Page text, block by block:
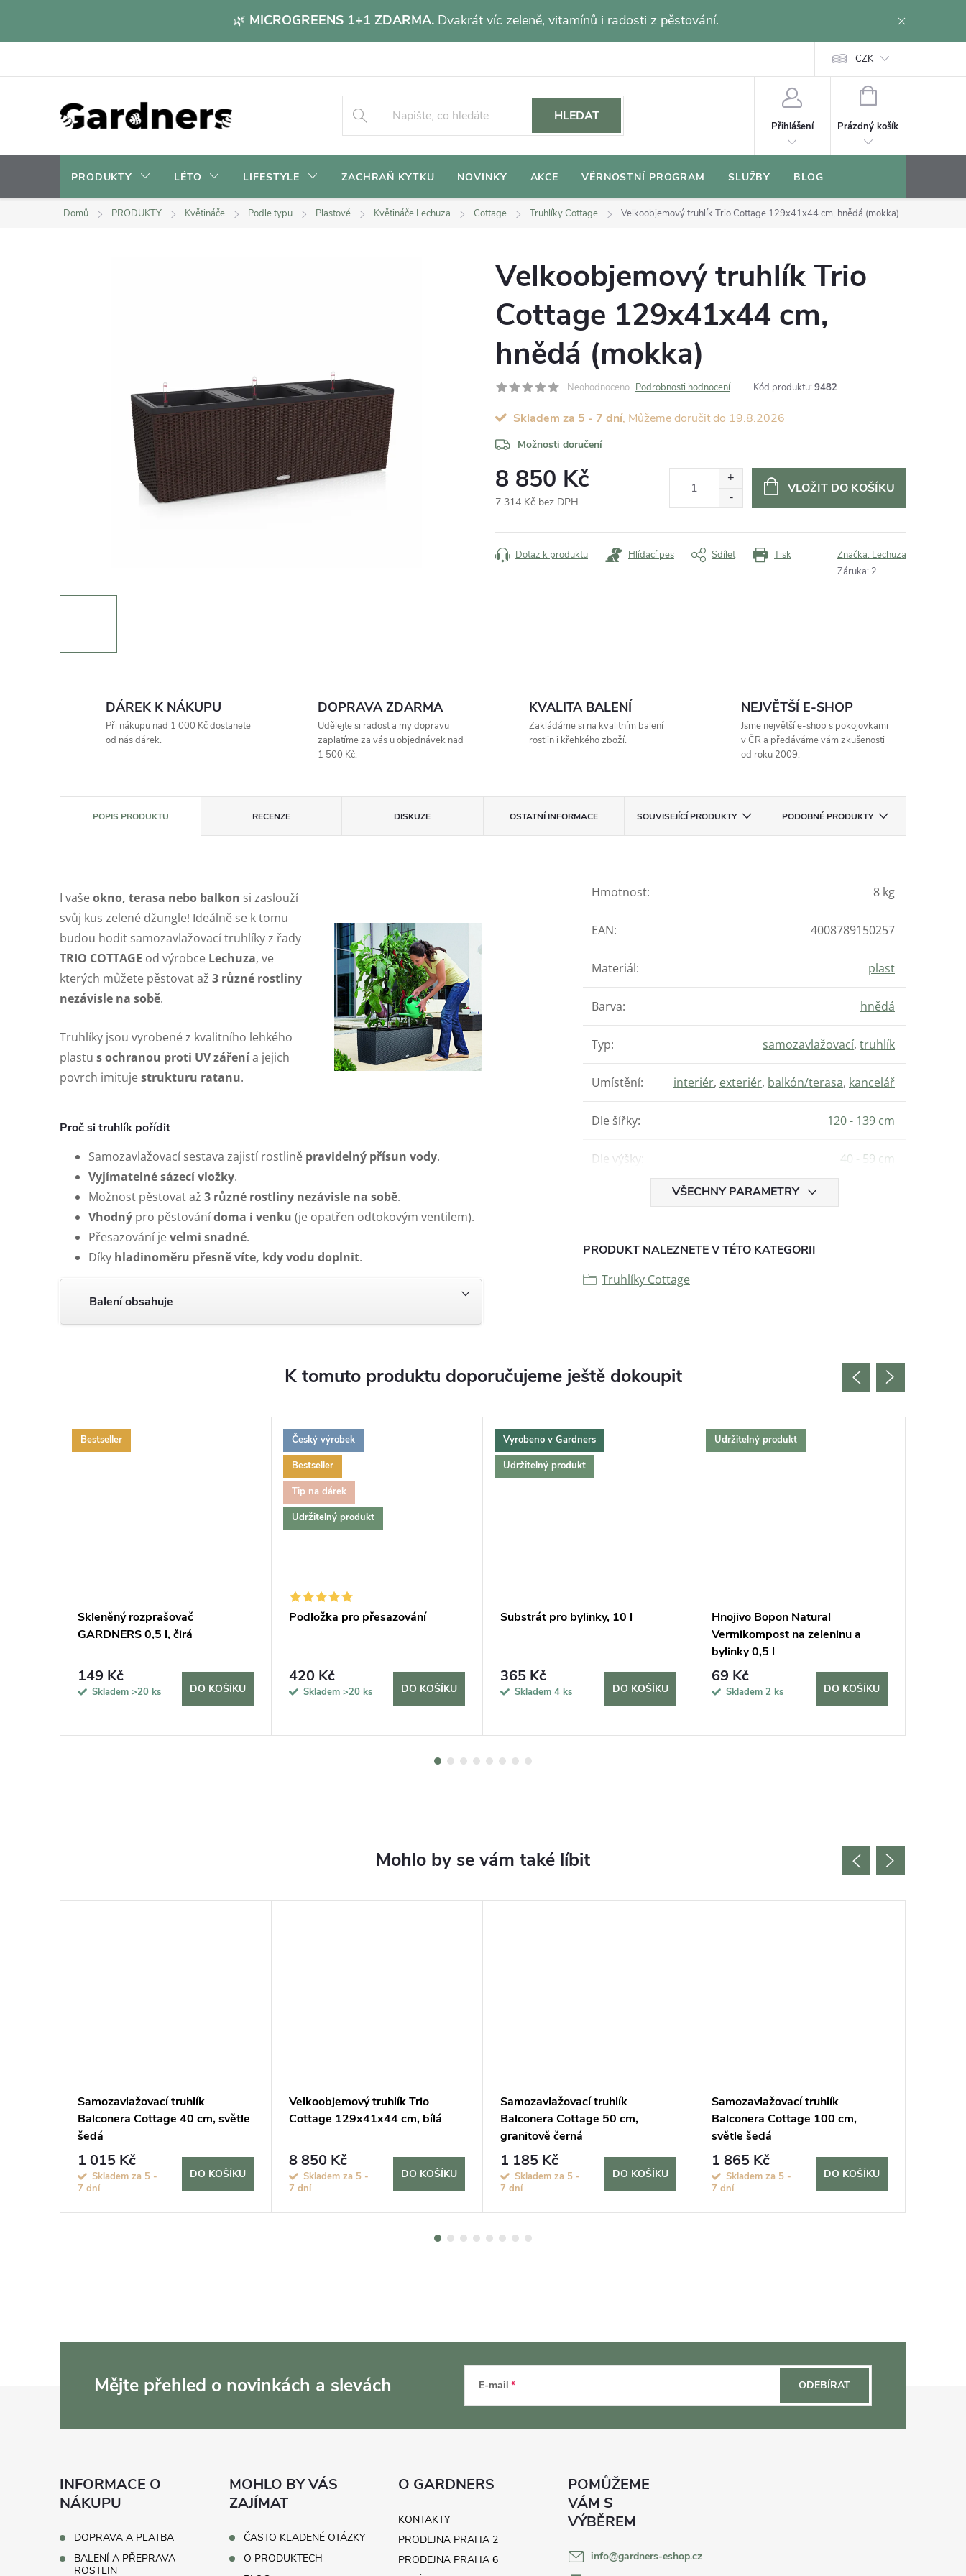
🌿 MICROGREENS 1+1 ZDARMA. Dvakrát víc zeleně, vitamínů i radosti z pěstování.
CZK
HLEDAT
Přihlášení
NÁKUPNÍ
Prázdný košík
PRODUKTY LÉTO LIFESTYLE ZACHRAŇ KYTKU NOVINKY AKCE VĚRNOSTNÍ PROGRAM SLUŽBY BLOG
Domů PRODUKTY Květináče Podle typu Plastové Květináče Lechuza Cottage Truhlíky Cottage Velkoobjemový truhlík Trio Cottage 129x41x44 cm, hnědá (mokka)
Velkoobjemový truhlík Trio
Cottage 129x41x44 cm,
hnědá (mokka)
Neohodnoceno Podrobnosti hodnocení Kód produktu: 9482
Skladem za 5 - 7 dní 19.8.2026
Možnosti doručení
8 850 Kč
7 314 Kč bez DPH
cena:
VLOŽIT DO KOŠÍKU
Tisk
Dotaz k produktu Hlídací pes Sdílet Značka: Lechuza
Záruka: 2
DÁREK K NÁKUPU
Při nákupu nad 1 000 Kč dostanete
od nás dárek.
DOPRAVA ZDARMA
Udělejte si radost a my dopravu
zaplatíme za vás u objednávek nad
1 500 Kč.
KVALITA BALENÍ
Zakládáme si na kvalitním balení
rostlin i křehkého zboží.
NEJVĚTŠÍ E-SHOP
Jsme největší e-shop s pokojovkami
v ČR a předáváme vám zkušenosti
od roku 2009.
POPIS PRODUKTU RECENZE DISKUZE OSTATNÍ INFORMACE SOUVISEJÍCÍ PRODUKTY PODOBNÉ PRODUKTY
I vašeokno, terasa nebo balkon si zaslouží
svůj kus zelené džungle! Ideálně se k tomu
budou hodit samozavlažovací truhlíky z řady
TRIO COTTAGE od výrobce Lechuza, ve
kterých můžete pěstovat až 3 různé rostliny
nezávisle na sobě.
Truhlíky jsou vyrobené z kvalitního lehkého
plastu s ochranou proti UV zářenía jejich
povrch imitujestrukturu ratanu.
Proč si truhlík pořídit
Samozavlažovací sestava zajistí rostlině pravidelný přísun vody.
Vyjímatelné sázecí vložky.
Možnost pěstovat až 3 různé rostliny nezávisle na sobě.
Vhodný pro pěstovánídoma i venku (je opatřen odtokovým ventilem).
Přesazování jevelmi snadné.
Díky hladinoměru přesně víte, kdy vodu doplnit.
Balení obsahuje
Hmotnost: 8 kg
EAN: 4008789150257
Materiál: plast
Barva: hnědá
Typ: samozavlažovací, truhlík
Umístění: interiér, exteriér, balkón/terasa, kancelář
Dle šířky: 120 - 139 cm
Dle výšky: 40 - 59 cm
VŠECHNY PARAMETRY
PRODUKT NALEZNETE V TÉTO KATEGORII
Truhlíky Cottage
K tomuto produktu doporučujeme ještě dokoupit
Bestseller
Skleněný rozprašovač
GARDNERS 0,5 l, čirá
149 Kč
Skladem >20 ks DO KOŠÍKU
Český výrobek
Bestseller
Tip na dárek
Udržitelný produkt
Podložka pro přesazování
420 Kč
Skladem >20 ks DO KOŠÍKU
Vyrobeno v Gardners
Udržitelný produkt
Substrát pro bylinky, 10 l
365 Kč
Skladem 4 ks DO KOŠÍKU
Udržitelný produkt
Hnojivo Bopon Natural
Vermikompost na zeleninu a
bylinky 0,5 l
69 Kč
Skladem 2 ks DO KOŠÍKU
Samozavlažovací truhlík
Balconera Cottage 40 cm, světle
šedá
1 015 Kč
Skladem za 5 -
7 dní
DO KOŠÍKU
Velkoobjemový truhlík Trio
Cottage 129x41x44 cm, bílá
8 850 Kč
Skladem za 5 -
7 dní
DO KOŠÍKU
Samozavlažovací truhlík
Balconera Cottage 50 cm,
granitově černá
1 185 Kč
Skladem za 5 -
7 dní
DO KOŠÍKU
Samozavlažovací truhlík
Balconera Cottage 100 cm,
světle šedá
1 865 Kč
Skladem za 5 -
7 dní
DO KOŠÍKU
Mějte přehled o novinkách a slevách E-mail ODEBÍRAT
INFORMACE O
NÁKUPU
DOPRAVA A PLATBA
BALENÍ A PŘEPRAVA
ROSTLIN
MOHLO BY VÁS
ZAJÍMAT
ČASTO KLADENÉ OTÁZKY
O PRODUKTECH
O GARDNERS
KONTAKTY
PRODEJNA PRAHA 2
PRODEJNA PRAHA 6
info@gardners-eshop.cz